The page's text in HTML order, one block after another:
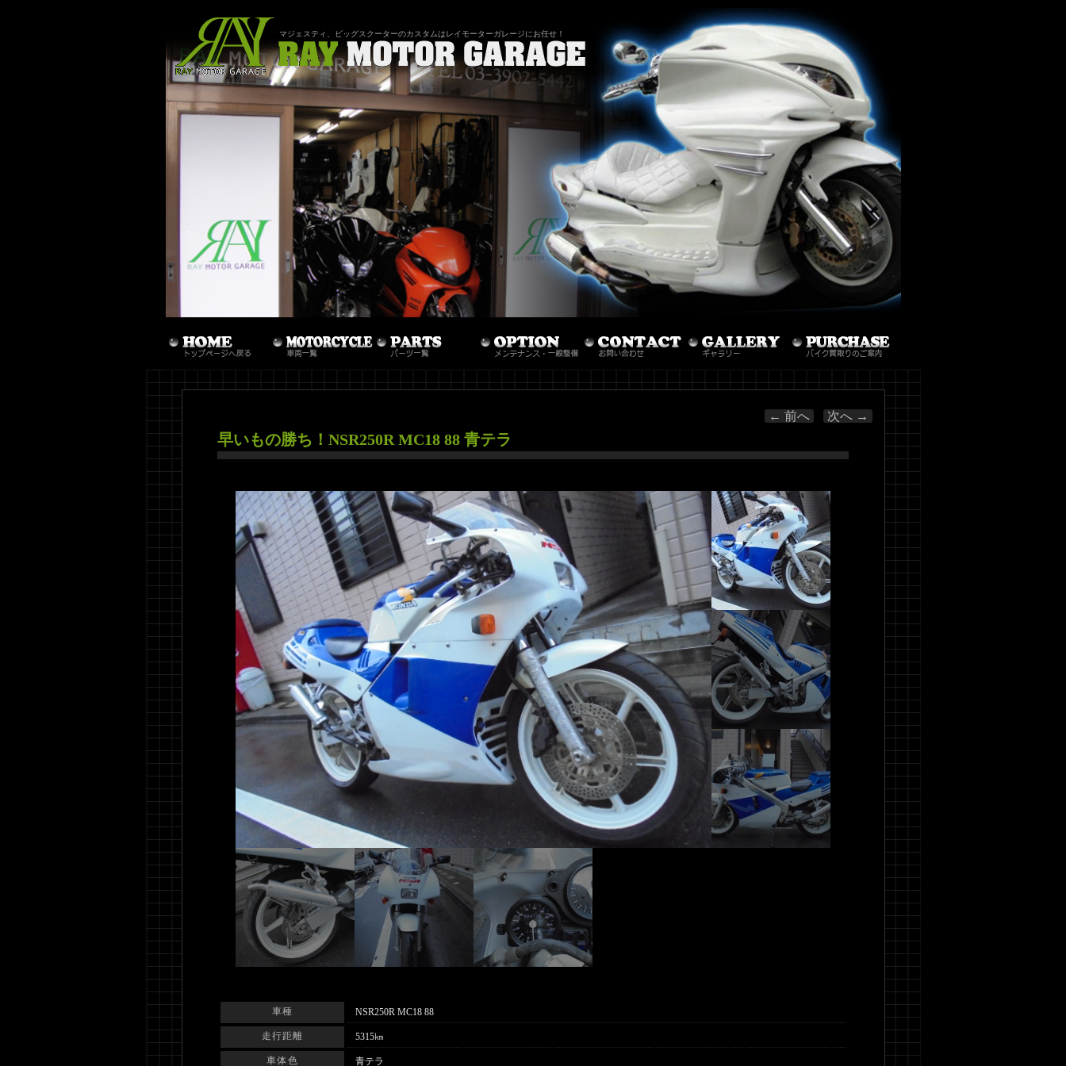
マジェスティ、ビッグスクーターのカスタムはレイモーターガレージにお任せ！
メインメニュー
投稿ナビゲーション
← 前へ 次へ →
早いもの勝ち！NSR250R MC18 88 青テラ
車種 NSR250R MC18 88
走行距離 5315㎞
車体色 青テラ